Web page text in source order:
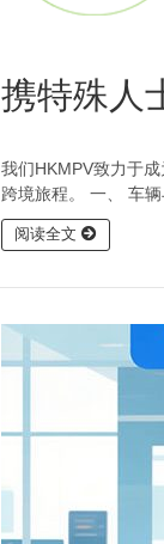
携特殊人
我们HKMPV致力于
跨境旅程。 一、 车
阅读全文